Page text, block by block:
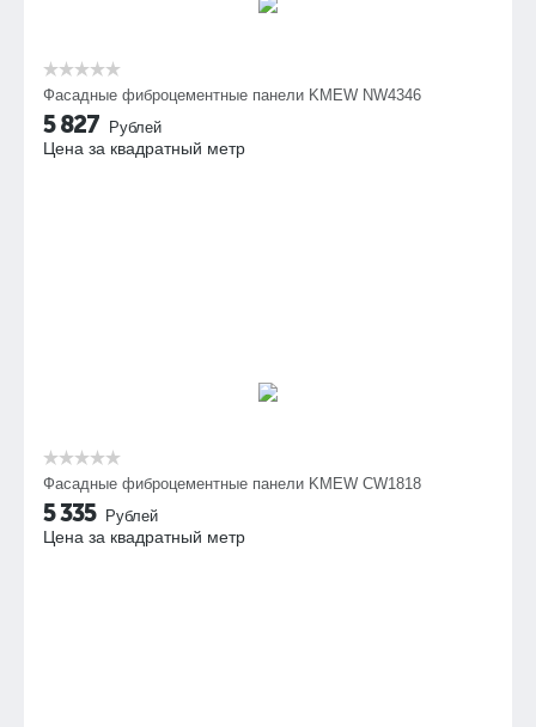
Фасадные фиброцементные панели KMEW NW4346
5 827 Рублей
Цена за квадратный метр
Фасадные фиброцементные панели KMEW CW1818
5 335 Рублей
Цена за квадратный метр